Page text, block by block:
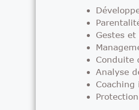
Gestes
Conduite
Analyse